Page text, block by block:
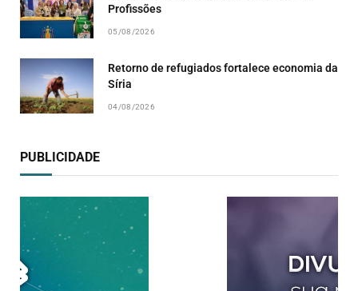
Profissões
05/08/2026
Retorno de refugiados fortalece economia da
Síria
04/08/2026
PUBLICIDADE